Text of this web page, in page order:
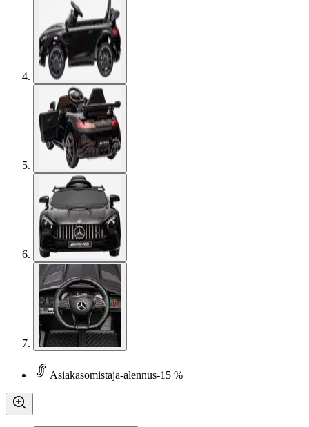
Asiakasomistaja-alennus-15 %